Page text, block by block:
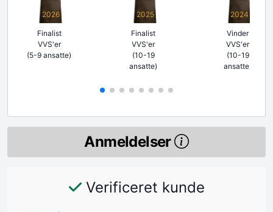
2026
Finalist
VVS'er
(5-9 ansatte)
2025
Finalist
VVS'er
(10-19
ansatte)
2024
Vinder
VVS'er
(10-19
ansatte)
Anmeldelser
Verificeret kunde